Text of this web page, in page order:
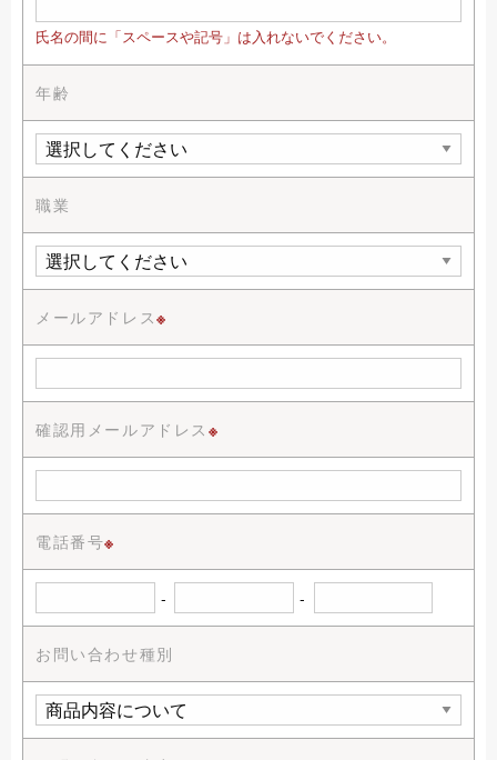
氏名の間に「スペースや記号」は入れないでください。
年齢
職業
メールアドレス※
確認用メールアドレス ※
電話番号※
- -
お問い合わせ種別